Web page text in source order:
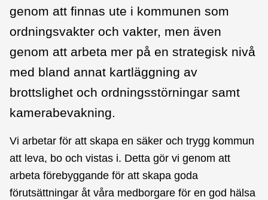
genom att finnas ute i kommunen som
ordningsvakter och vakter, men även
genom att arbeta mer på en strategisk nivå
med bland annat kartläggning av
brottslighet och ordningsstörningar samt
kamerabevakning.
Vi arbetar för att skapa en säker och trygg kommun
att leva, bo och vistas i. Detta gör vi genom att
arbeta förebyggande för att skapa goda
förutsättningar åt våra medborgare för en god hälsa